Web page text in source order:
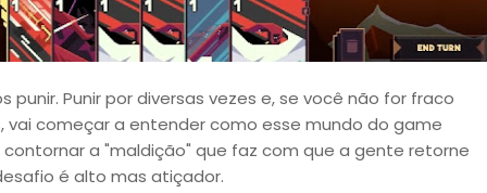
punir. Punir por diversas vezes e, se você não for fraco
vai começar a entender como esse mundo do game
a "maldição" que faz com que a gente retorne
é alto mas atiçador.